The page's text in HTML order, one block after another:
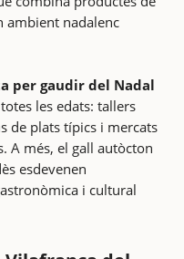
ambient nadalenc
per gaudir del Nadal
les edats: tallers
de plats típics i mercats
A més, el gall autòcton
esdevenen
i cultural